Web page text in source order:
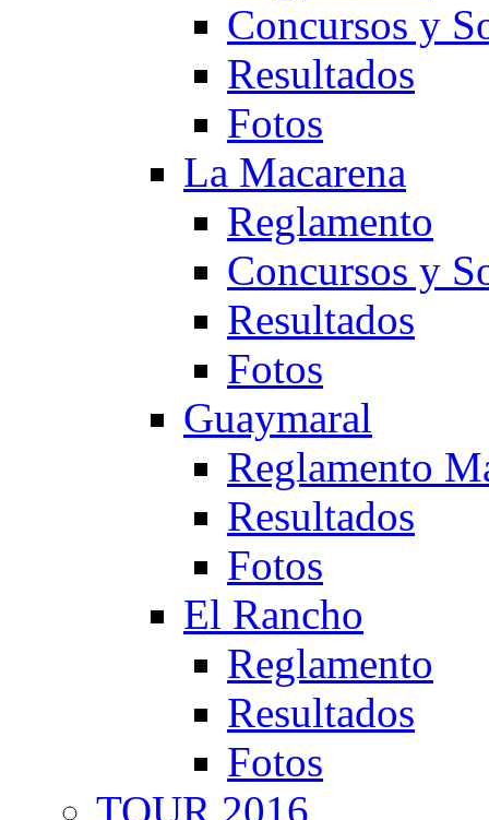
Concursos y
Resultados
Fotos
La Macarena
Reglamento
Concursos y
Resultados
Fotos
Guaymaral
Reglamento
Resultados
Fotos
El Rancho
Reglamento
Resultados
Fotos